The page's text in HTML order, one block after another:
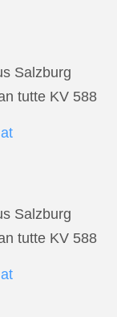
Salzburg
tutte KV 588
Salzburg
tutte KV 588